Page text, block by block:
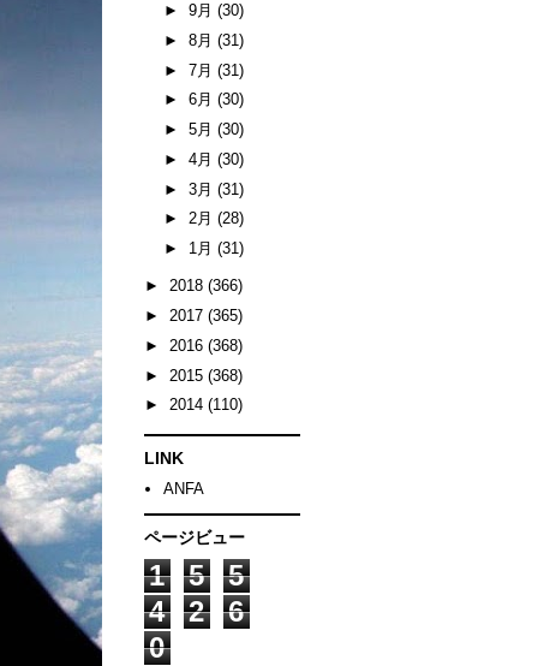
► 9月 (30)
► 8月 (31)
► 7月 (31)
► 6月 (30)
► 5月 (30)
► 4月 (30)
► 3月 (31)
► 2月 (28)
► 1月 (31)
► 2018 (366)
► 2017 (365)
► 2016 (368)
► 2015 (368)
► 2014 (110)
LINK
ANFA
ページビュー
1 5
5
4
2
6
0